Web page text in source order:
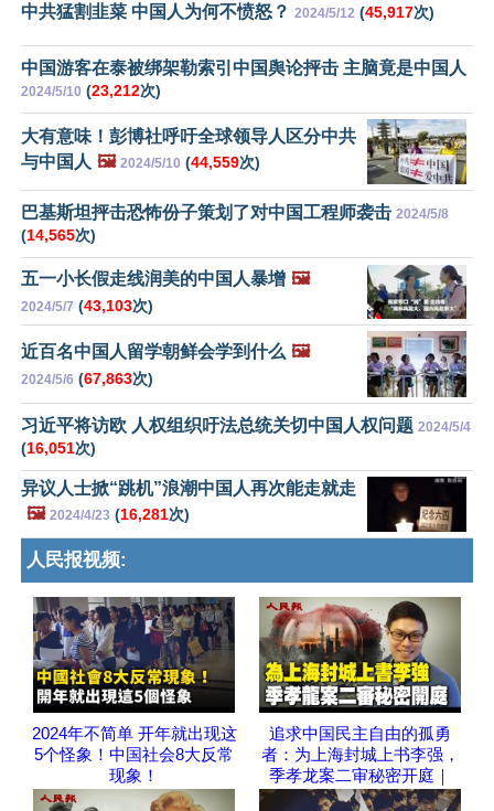
中共猛割韭菜 中国人为何不愤怒？ 2024/5/12 (45,917次)
中国游客在泰被绑架勒索引中国舆论抨击 主脑竟是中国人
2024/5/10 (23,212次)
大有意味！彭博社呼吁全球领导人区分中共
与中国人 🖼️ 2024/5/10 (44,559次)
巴基斯坦抨击恐怖份子策划了对中国工程师袭击 2024/5/8
(14,565次)
五一小长假走线润美的中国人暴增 🖼️
2024/5/7 (43,103次)
近百名中国人留学朝鲜会学到什么 🖼️
2024/5/6 (67,863次)
习近平将访欧 人权组织吁法总统关切中国人权问题 2024/5/4
(16,051次)
异议人士掀“跳机”浪潮中国人再次能走就走
🖼️ 2024/4/23 (16,281次)
人民报视频:
2024年不简单 开年就出现这
5个怪象！中国社会8大反常
现象！
追求中国民主自由的孤勇
者：为上海封城上书李强，
季孝龙案二审秘密开庭｜